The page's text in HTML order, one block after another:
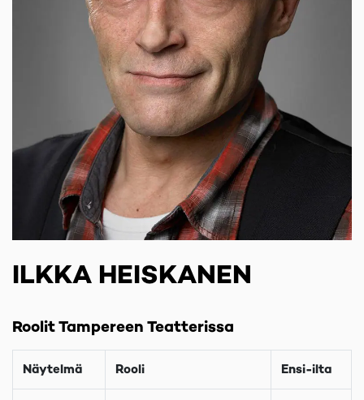
ILKKA HEISKANEN
Roolit Tampereen Teatterissa
Näytelmä Rooli Ensi-ilta